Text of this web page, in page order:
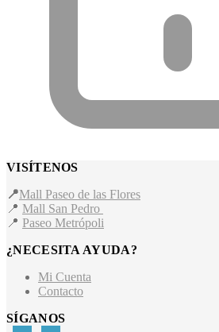
VISÍTENOS
📍Mall Paseo de las Flores
📍 Mall San Pedro
📍 Paseo Metrópoli
¿NECESITA AYUDA?
Mi Cuenta
Contacto
SÍGANOS